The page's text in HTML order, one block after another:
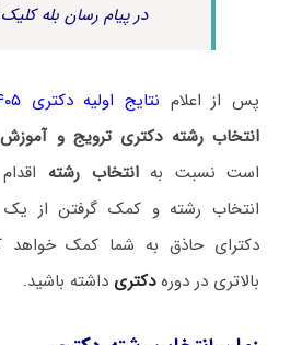
در پیام رسان بله
پس از اعلام نتایج اولیه دکتری ۱۴۰۵
انتخاب رشته دکتری ترویج و آموزش
است نسبت بهانتخاب رشته
انتخاب رشته و کمک گرفتن از یک
دکترای حاذق به شما کمک خواهد
بالاتری در دورهدکتری داشته باشید.